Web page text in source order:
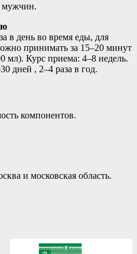
мужчин.
в день во время еды, для
принимать за 15–20 минут
мл). Курс приема: 4–8 недель.
дней , 2–4 раза в год.
компонентов.
и московская область.